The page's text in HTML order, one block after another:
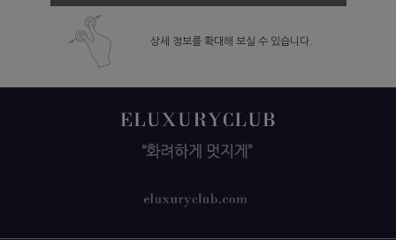
상세 정보를 확대해 보실 수 있습니다.